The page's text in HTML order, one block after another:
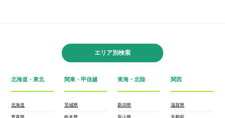
エリア別検索
北海道・東北
北海道
青森県
関東・甲信越
茨城県
栃木県
東海・北陸
新潟県
富山県
関西
滋賀県
京都府